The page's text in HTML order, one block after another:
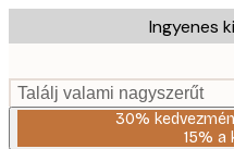
to
content.
Ingyenes
Találj valami nagyszerűt
30%
15% a